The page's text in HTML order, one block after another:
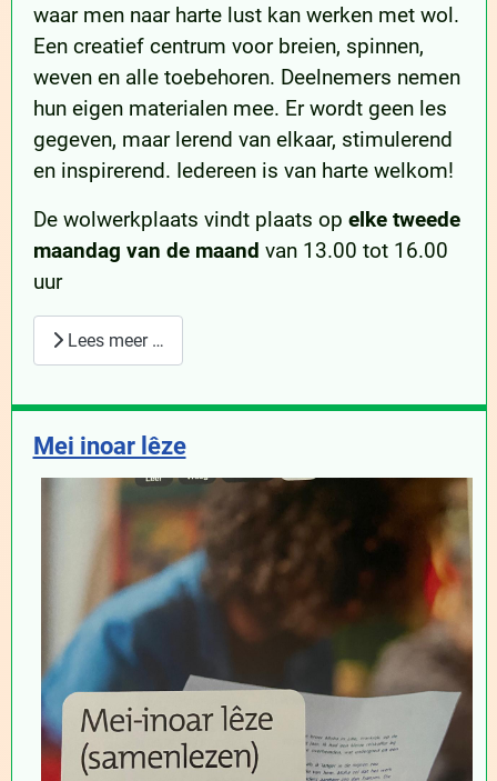
waar men naar harte lust kan werken met wol.
Een creatief centrum voor breien, spinnen,
weven en alle toebehoren. Deelnemers nemen
hun eigen materialen mee. Er wordt geen les
gegeven, maar lerend van elkaar, stimulerend
en inspirerend. Iedereen is van harte welkom!
De wolwerkplaats vindt plaats op elke tweede
maandag van de maand van 13.00 tot 16.00
uur
Lees meer …
Mei inoar lêze